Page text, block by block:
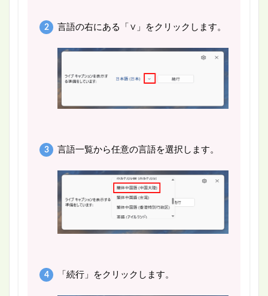
言語の右にある「∨」をクリックします。
言語一覧から任意の言語を選択します。
「続行」をクリックします。